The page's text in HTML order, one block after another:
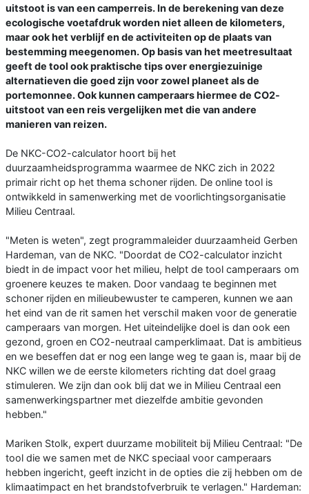
uitstoot is van een camperreis. In de berekening van deze
ecologische voetafdruk worden niet alleen de kilometers,
maar ook het verblijf en de activiteiten op de plaats van
bestemming meegenomen. Op basis van het meetresultaat
geeft de tool ook praktische tips over energiezuinige
alternatieven die goed zijn voor zowel planeet als de
portemonnee. Ook kunnen camperaars hiermee de CO2-
uitstoot van een reis vergelijken met die van andere
manieren van reizen.
De NKC-CO2-calculator hoort bij het
duurzaamheidsprogramma waarmee de NKC zich in 2022
primair richt op het thema schoner rijden. De online tool is
ontwikkeld in samenwerking met de voorlichtingsorganisatie
Milieu Centraal.
"Meten is weten", zegt programmaleider duurzaamheid Gerben
Hardeman, van de NKC. "Doordat de CO2-calculator inzicht
biedt in de impact voor het milieu, helpt de tool camperaars om
groenere keuzes te maken. Door vandaag te beginnen met
schoner rijden en milieubewuster te camperen, kunnen we aan
het eind van de rit samen het verschil maken voor de generatie
camperaars van morgen. Het uiteindelijke doel is dan ook een
gezond, groen en CO2-neutraal camperklimaat. Dat is ambitieus
en we beseffen dat er nog een lange weg te gaan is, maar bij de
NKC willen we de eerste kilometers richting dat doel graag
stimuleren. We zijn dan ook blij dat we in Milieu Centraal een
samenwerkingspartner met diezelfde ambitie gevonden
hebben."
Mariken Stolk, expert duurzame mobiliteit bij Milieu Centraal: "De
tool die we samen met de NKC speciaal voor camperaars
hebben ingericht, geeft inzicht in de opties die zij hebben om de
klimaatimpact en het brandstofverbruik te verlagen." Hardeman: